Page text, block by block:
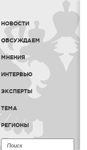
НОВОСТИ
ОБСУЖДАЕМ
МНЕНИЯ
ИНТЕРВЬЮ
ЭКСПЕРТЫ
ТЕМА
РЕГИОНЫ